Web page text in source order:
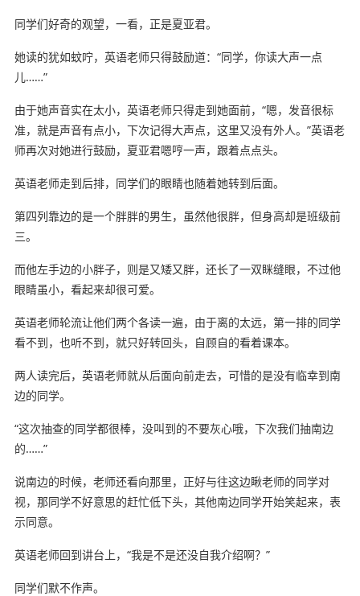
同学们好奇的观望，一看，正是夏亚君。
她读的犹如蚊咛，英语老师只得鼓励道：“同学，你读大声一点
儿……”
由于她声音实在太小，英语老师只得走到她面前，“嗯，发音很标
准，就是声音有点小，下次记得大声点，这里又没有外人。”英语老
师再次对她进行鼓励，夏亚君嗯哼一声，跟着点点头。
英语老师走到后排，同学们的眼睛也随着她转到后面。
第四列靠边的是一个胖胖的男生，虽然他很胖，但身高却是班级前
三。
而他左手边的小胖子，则是又矮又胖，还长了一双眯缝眼，不过他
眼睛虽小，看起来却很可爱。
英语老师轮流让他们两个各读一遍，由于离的太远，第一排的同学
看不到，也听不到，就只好转回头，自顾自的看着课本。
两人读完后，英语老师就从后面向前走去，可惜的是没有临幸到南
边的同学。
“这次抽查的同学都很棒，没叫到的不要灰心哦，下次我们抽南边
的……”
说南边的时候，老师还看向那里，正好与往这边瞅老师的同学对
视，那同学不好意思的赶忙低下头，其他南边同学开始笑起来，表
示同意。
英语老师回到讲台上，“我是不是还没自我介绍啊？”
同学们默不作声。